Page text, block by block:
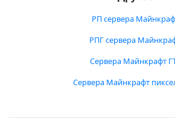
РП сервера
РПГ сервера
Сервера Майнкрафт
Сервера Майнкрафт